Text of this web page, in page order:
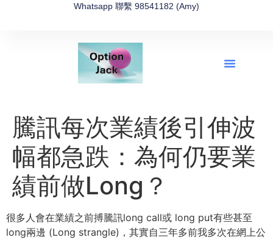
Whatsapp 聯繫 98541182 (Amy)
騰訊每次業績後引伸波
幅都急跌：為何仍要業
績前做Long？
很多人會在業績之前搏騰訊long call或 long put有些甚至
long兩邊 (Long strangle)，其實自三年多前我多次在網上公